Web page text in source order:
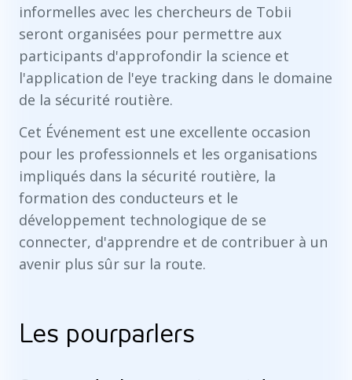
informelles avec les chercheurs de Tobii
seront organisées pour permettre aux
participants d'approfondir la science et
l'application de l'eye tracking dans le domaine
de la sécurité routière.
Cet Événement est une excellente occasion
pour les professionnels et les organisations
impliqués dans la sécurité routière, la
formation des conducteurs et le
développement technologique de se
connecter, d'apprendre et de contribuer à un
avenir plus sûr sur la route.
Les pourparlers